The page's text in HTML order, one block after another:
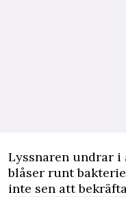
Lyssnaren undrar
blåser runt
inte sen att